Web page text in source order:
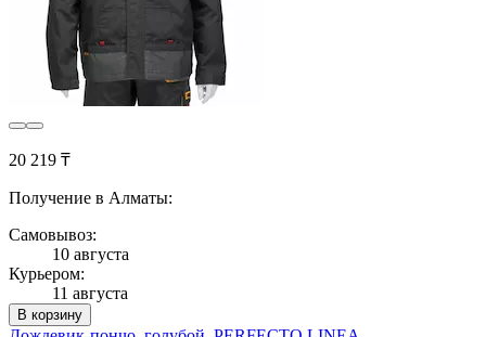
20 219 ₸
Получение в Алматы:
Самовывоз:
10 августа
Курьером:
11 августа
В корзину